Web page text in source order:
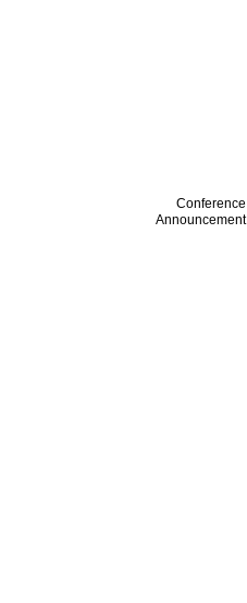
Conference
Announcement